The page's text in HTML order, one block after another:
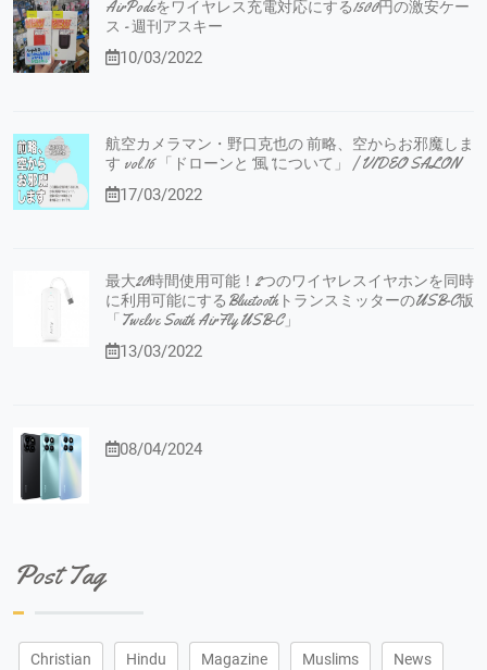
AirPodsをワイヤレス充電対応にする1500円の激安ケー
ス - 週刊アスキー
10/03/2022
航空カメラマン・野口克也の 前略、空からお邪魔しま
す vol.16 「ドローンと”風”について」 | VIDEO SALON
17/03/2022
最大20時間使用可能！2つのワイヤレスイヤホンを同時
に利用可能にするBluetoothトランスミッターのUSB-C版
「Twelve South AirFly USB-C」
13/03/2022
08/04/2024
Post Tag
Christian Hindu Magazine Muslims News